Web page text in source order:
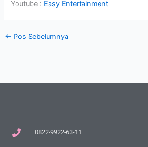
Youtube : Easy Entertainment
← Pos Sebelumnya
0822-9922-63-11